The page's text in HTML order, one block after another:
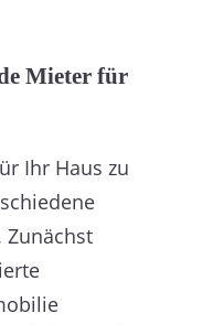
Mieter für
Ihr Haus zu
Zunächst